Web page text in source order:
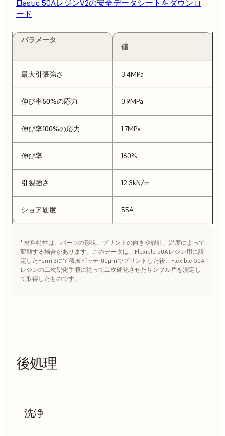
Elastic 50AレジンV2の安全データシートをダウンロ
ード
パラメータ
値
最大引張強さ 3.4MPa
伸び率50%の応力 0.9MPa
伸び率100%の応力 1.7MPa
伸び率 160%
引裂強さ 12.3kN/m
ショア硬度 55A
* 材料特性は、パーツの形状、プリントの向きや設計、温度によって
変動する場合があります。このデータは、Flexible 50Aレジン用に設
定したForm 3にて積層ピッチ100μmでプリントした後、Flexible 50A
レジンの二次硬化手順に従って二次硬化させたサンプル片を測定し
て取得したものです。
後処理
洗浄